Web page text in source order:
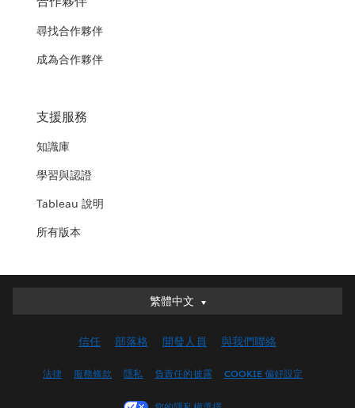
尋找合作夥伴
成為合作夥伴
支援服務
知識庫
學習與認證
Tableau 說明
所有版本
繁體中文
繁體中文
English (UK)
信任 部落格 開發人員 與我們聯絡
法律 服務條款 隱私 負責任的披露 COOKIE 偏好設定